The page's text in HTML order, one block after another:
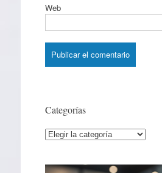
Web
Categorías
Categorías